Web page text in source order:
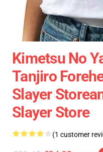
Kimetsu No
Tanjiro
Slayer
Slayer Store
(1 customer